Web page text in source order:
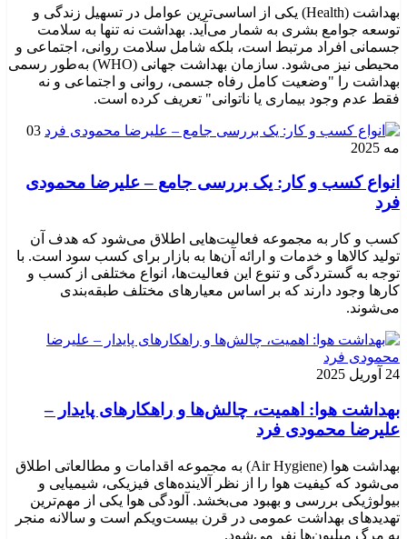
بهداشت (Health) یکی از اساسی‌ترین عوامل در تسهیل زندگی و
توسعه جوامع بشری به شمار می‌آید. بهداشت نه تنها به سلامت
جسمانی افراد مرتبط است، بلکه شامل سلامت روانی، اجتماعی و
محیطی نیز می‌شود. سازمان بهداشت جهانی (WHO) به‌طور رسمی
بهداشت را "وضعیت کامل رفاه جسمی، روانی و اجتماعی و نه
فقط عدم وجود بیماری یا ناتوانی" تعریف کرده است.
03
مه 2025
انواع کسب و کار: یک بررسی جامع – علیرضا محمودی
فرد
کسب و کار به مجموعه فعالیت‌هایی اطلاق می‌شود که هدف آن
تولید کالاها و خدمات و ارائه آن‌ها به بازار برای کسب سود است. با
توجه به گستردگی و تنوع این فعالیت‌ها، انواع مختلفی از کسب و
کارها وجود دارند که بر اساس معیارهای مختلف طبقه‌بندی
می‌شوند.
24 آوریل 2025
بهداشت هوا: اهمیت، چالش‌ها و راهکارهای پایدار –
علیرضا محمودی فرد
بهداشت هوا (Air Hygiene) به مجموعه اقدامات و مطالعاتی اطلاق
می‌شود که کیفیت هوا را از نظر آلاینده‌های فیزیکی، شیمیایی و
بیولوژیکی بررسی و بهبود می‌بخشد. آلودگی هوا یکی از مهم‌ترین
تهدیدهای بهداشت عمومی در قرن بیست‌ویکم است و سالانه منجر
به مرگ میلیون‌ها نفر می‌شود.